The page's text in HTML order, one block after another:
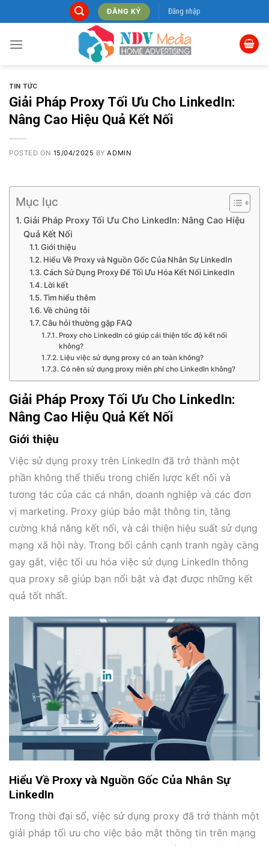
to
content
ĐĂNG KÝ Đăng nhập
TIN TỨC
Giải Pháp Proxy Tối Ưu Cho LinkedIn:
Nâng Cao Hiệu Quả Kết Nối
POSTED ON 15/04/2025 BYADMIN
Mục lục
Giải Pháp Proxy Tối Ưu Cho LinkedIn: Nâng Cao Hiệu
Quả Kết Nối
Giới thiệu
Hiểu Về Proxy và Nguồn Gốc Của Nhân Sự LinkedIn
Cách Sử Dụng Proxy Để Tối Ưu Hóa Kết Nối LinkedIn
Lời kết
Tìm hiểu thêm
Về chúng tôi
Câu hỏi thường gặp FAQ
Proxy cho LinkedIn có giúp cải thiện tốc độ kết nối
không?
Liệu việc sử dụng proxy có an toàn không?
Có nên sử dụng proxy miễn phí cho LinkedIn không?
Giải Pháp Proxy Tối Ưu Cho LinkedIn:
Nâng Cao Hiệu Quả Kết Nối
Giới thiệu
Việc sử dụng proxy trên LinkedIn đã trở thành một
phần không thể thiếu trong chiến lược kết nối và
tương tác của các cá nhân, doanh nghiệp và các đơn
vị marketing. Proxy giúp bảo mật thông tin, tăng
cường khả năng kết nối, và cải thiện hiệu suất sử dụng
mạng xã hội này. Trong bối cảnh cạnh tranh ngày càng
gay gắt, việc tối ưu hóa việc sử dụng LinkedIn thông
qua proxy sẽ giúp bạn nổi bật và đạt được những kết
quả tốt nhất.
Hiểu Về Proxy và Nguồn Gốc Của Nhân Sự
LinkedIn
Trong thời đại số, việc sử dụng proxy đã trở thành một
giải pháp tối ưu cho việc bảo mật thông tin trên mạng